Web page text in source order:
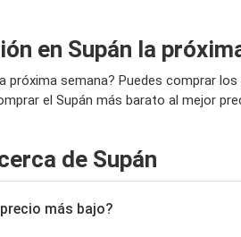
en Supán la
próxima semana? Puedes comprar
el Supán más barato al mejor
de Supán
más bajo?